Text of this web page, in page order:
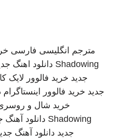
مترجم انگلیسی فارسی
Shadowing دانلود اهنگ
جدید خرید فالوور لایک
جدید خرید فالوور اینستاگرام
خرید شال و
Shadowing دانلود آهنگ
جدید دانلود آهنگ